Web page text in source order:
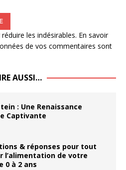
les indésirables. En savoir
de vos commentaires sont
AUSSI…
: Une Renaissance
Captivante
& réponses pour tout
l’alimentation de votre
0 à 2 ans